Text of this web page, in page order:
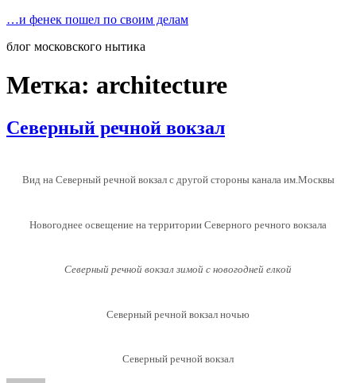
Перейти
содержимому
…и фенек пошел по своим делам
блог московского нытика
Метка: architecture
Северный речной вокзал
Вид на Северный речной вокзал с другой стороны канала им.Москвы
Новогоднее освещение на территории Северного речного вокзала
Северный речной вокзал зимой с новогодней елкой
Северный речной вокзал ночью
Северный речной вокзал